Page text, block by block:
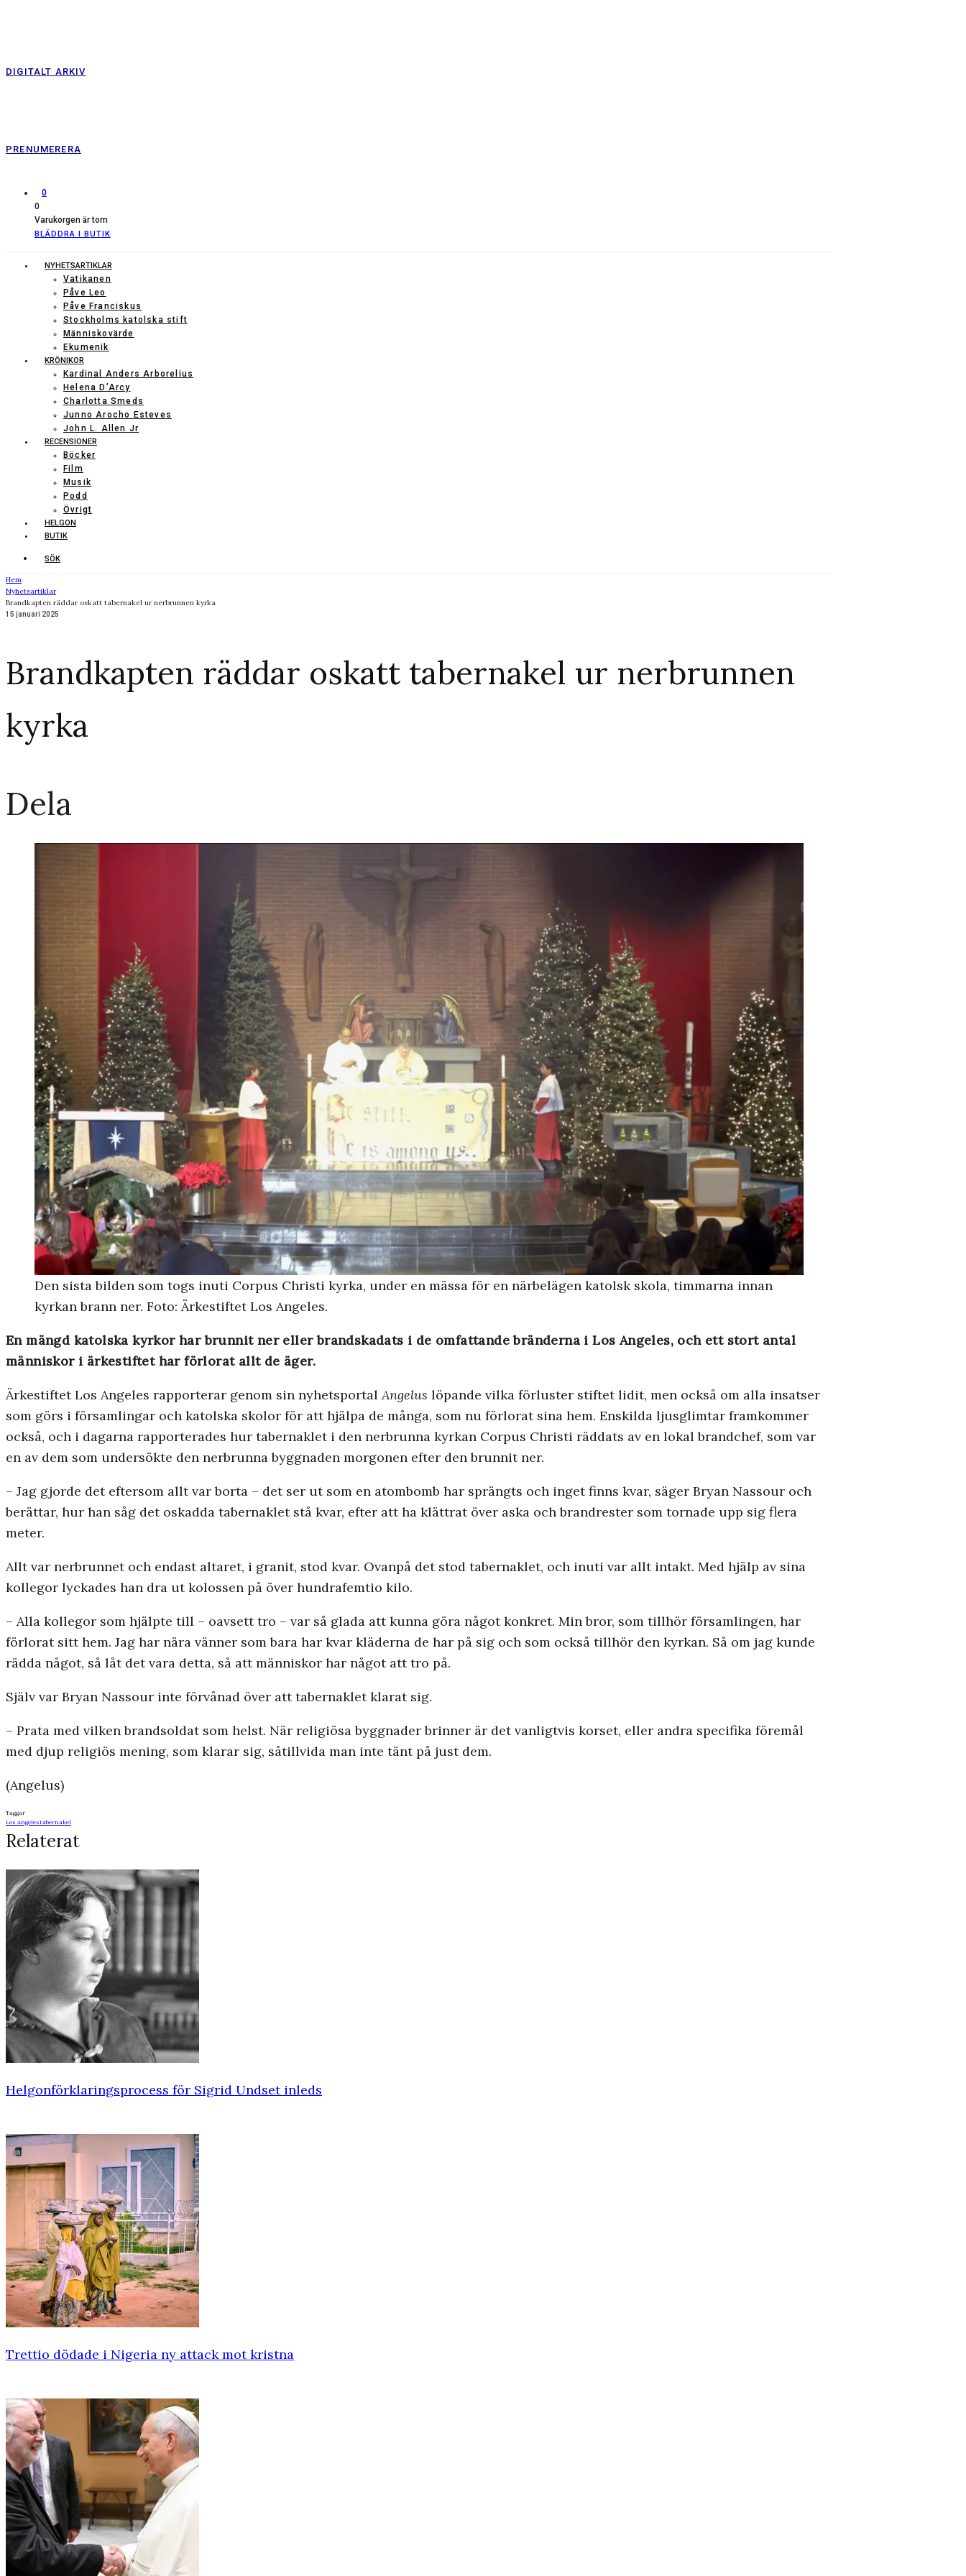
DIGITALT ARKIV
PRENUMERERA
0
0
Varukorgen är tom
BLÄDDRA I BUTIK
NYHETSARTIKLAR
Vatikanen
Påve Leo
Påve Franciskus
Stockholms katolska stift
Människovärde
Ekumenik
KRÖNIKOR
Kardinal Anders Arborelius
Helena D’Arcy
Charlotta Smeds
Junno Arocho Esteves
John L. Allen Jr
RECENSIONER
Böcker
Film
Musik
Podd
Övrigt
HELGON
BUTIK
SÖK
Hem
Nyhetsartiklar
Brandkapten räddar oskatt tabernakel ur nerbrunnen kyrka
15 januari 2025
Brandkapten räddar oskatt tabernakel ur nerbrunnen
kyrka
Dela
Den sista bilden som togs inuti Corpus Christi kyrka, under en mässa för en närbelägen katolsk skola, timmarna innan
kyrkan brann ner. Foto: Ärkestiftet Los Angeles.
En mängd katolska kyrkor har brunnit ner eller brandskadats i de omfattande bränderna i Los Angeles, och ett stort antal
människor i ärkestiftet har förlorat allt de äger.
Ärkestiftet Los Angeles rapporterar genom sin nyhetsportalAngelus löpande vilka förluster stiftet lidit, men också om alla insatser
som görs i församlingar och katolska skolor för att hjälpa de många, som nu förlorat sina hem. Enskilda ljusglimtar framkommer
också, och i dagarna rapporterades hur tabernaklet i den nerbrunna kyrkan Corpus Christi räddats av en lokal brandchef, som var
en av dem som undersökte den nerbrunna byggnaden morgonen efter den brunnit ner.
– Jag gjorde det eftersom allt var borta – det ser ut som en atombomb har sprängts och inget finns kvar, säger Bryan Nassour och
berättar, hur han såg det oskadda tabernaklet stå kvar, efter att ha klättrat över aska och brandrester som tornade upp sig flera
meter.
Allt var nerbrunnet och endast altaret, i granit, stod kvar. Ovanpå det stod tabernaklet, och inuti var allt intakt. Med hjälp av sina
kollegor lyckades han dra ut kolossen på över hundrafemtio kilo.
– Alla kollegor som hjälpte till – oavsett tro – var så glada att kunna göra något konkret. Min bror, som tillhör församlingen, har
förlorat sitt hem. Jag har nära vänner som bara har kvar kläderna de har på sig och som också tillhör den kyrkan. Så om jag kunde
rädda något, så låt det vara detta, så att människor har något att tro på.
Själv var Bryan Nassour inte förvånad över att tabernaklet klarat sig.
– Prata med vilken brandsoldat som helst. När religiösa byggnader brinner är det vanligtvis korset, eller andra specifika föremål
med djup religiös mening, som klarar sig, såtillvida man inte tänt på just dem.
(Angelus)
Taggar
Los Angelestabernakel
Relaterat
Helgonförklaringsprocess för Sigrid Undset inleds
Trettio dödade i Nigeria ny attack mot kristna